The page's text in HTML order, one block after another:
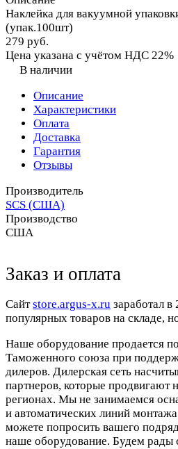
Наклейка для вакуумной
(упак.100шт)
279 руб.
Цена указана с учётом НДС 22%
В наличии
Описание
Характеристики
Оплата
Доставка
Гарантия
Отзывы
Производитель
SCS (США)
Производство
США
Заказ и оплата
Cайтstore.argus-x.ru заработал
популярных товаров на складе,
Наше оборудование продается
Таможенного союза при
дилеров. Дилерская сеть
партнеров, которые продвигают
регионах. Мы не занимаемся
и автоматических линий
можете попросить вашего
наше оборудование. Будем рады